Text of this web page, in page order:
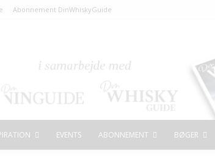
Abonnement DinWhiskyGuide
EVENTS ABONNEMENT BØGER